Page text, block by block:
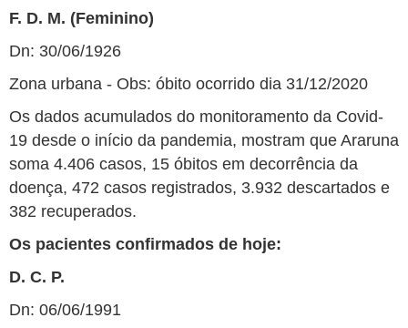
F. D. M. (Feminino)
Dn: 30/06/1926
Zona urbana - Obs: óbito ocorrido dia 31/12/2020
Os dados acumulados do monitoramento da Covid-
19 desde o início da pandemia, mostram que Araruna
soma 4.406 casos, 15 óbitos em decorrência da
doença, 472 casos registrados, 3.932 descartados e
382 recuperados.
Os pacientes confirmados de hoje:
D. C. P.
Dn: 06/06/1991